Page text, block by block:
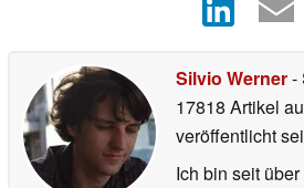
Silvio Werner-
17818 Artikel
veröffentlicht
Ich bin seit